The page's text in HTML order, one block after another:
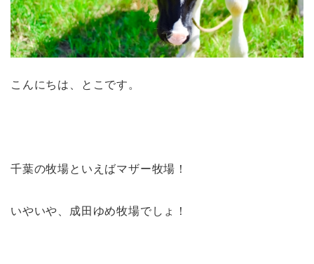
こんにちは、とこです。
千葉の牧場といえばマザー牧場！
いやいや、成田ゆめ牧場でしょ！